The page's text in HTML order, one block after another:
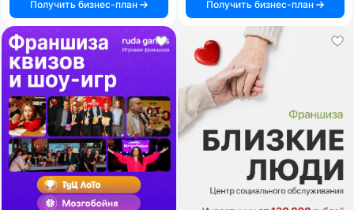
Получить бизнес-план Получить бизнес-план